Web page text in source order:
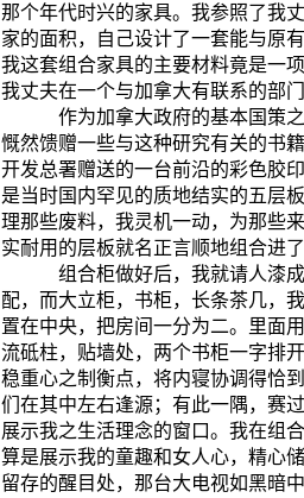
那个年代时兴的家具。我参照了我
家的面积，自己设计了一套能与原
我这套组合家具的主要材料竟是一
我丈夫在一个与加拿大有联系的部
作为加拿大政府的基本国策
慨然馈赠一些与这种研究有关的书
开发总署赠送的一台前沿的彩色胶
是当时国内罕见的质地结实的五层
理那些废料，我灵机一动，为那些
实耐用的层板就名正言顺地组合进
组合柜做好后，我就请人漆
配，而大立柜，书柜，长条茶几，
置在中央，把房间一分为二。里面
流砥柱，贴墙处，两个书柜一字排
稳重心之制衡点，将内寝协调得恰
们在其中左右逢源；有此一隅，赛
展示我之生活理念的窗口。我在组
算是展示我的童趣和女人心，精心
留存的醒目处，那台大电视如黑暗